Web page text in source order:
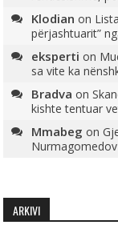
Klodian on
përjashtuarit”
eksperti on
sa vite ka
Bradva on
kishte tentuar
Mmabeg on
Nurmagomedov
ARKIVI